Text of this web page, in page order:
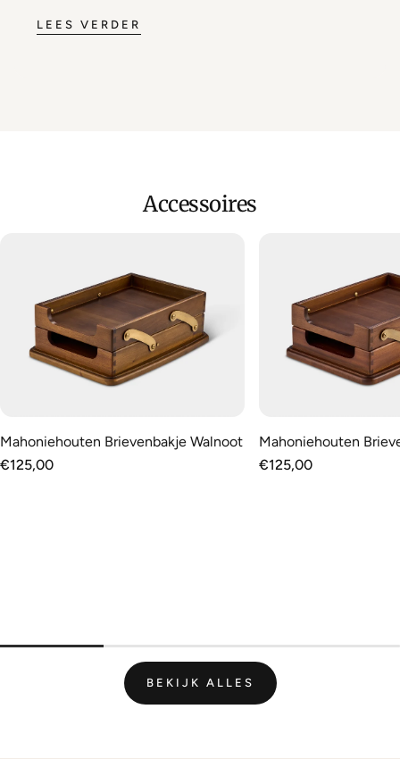
LEES VERDER
Accessoires
Mahoniehouten Brievenbakje Walnoot
Normale
€125,00
Mahoniehouten
Normale
€125,00
BEKIJK ALLES